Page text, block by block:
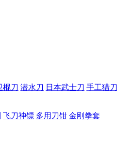
棍刀 潜水刀 日本武士刀 手工猎刀
飞刀神镖 多用刀钳 金刚拳套